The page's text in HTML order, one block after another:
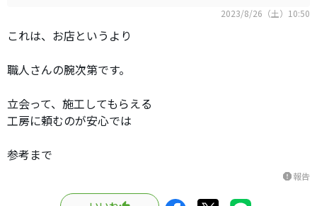
2023/8/26（土）10:50
これは、お店というより
職人さんの腕次第です。
立会って、施工してもらえる
工房に頼むのが安心では
参考まで
report報告